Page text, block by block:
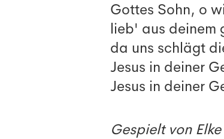
Gottes Sohn, o
lieb' aus deinem
da uns schlägt
Jesus in deiner
Jesus in deiner
Gespielt von